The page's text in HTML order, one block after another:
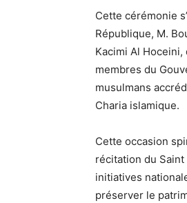
Cette cérémonie
République, M.
Kacimi Al
membres du
musulmans
Charia islamique.
Cette occasion
récitation du
initiatives
préserver le